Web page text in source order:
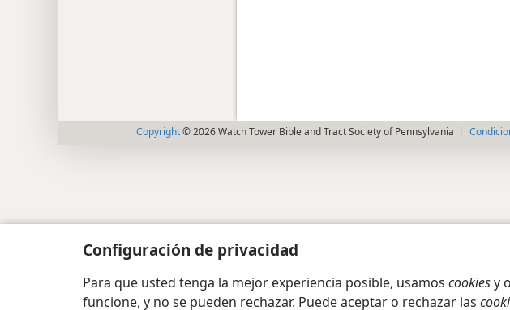
Configuración de privacidad
Para que usted tenga la mejor experiencia posible, usamos cookiesy
funcione, y no se pueden rechazar. Puede aceptar o rechazar las
Copyright © 2026 Watch Tower Bible and Tract Society of Pennsylvania